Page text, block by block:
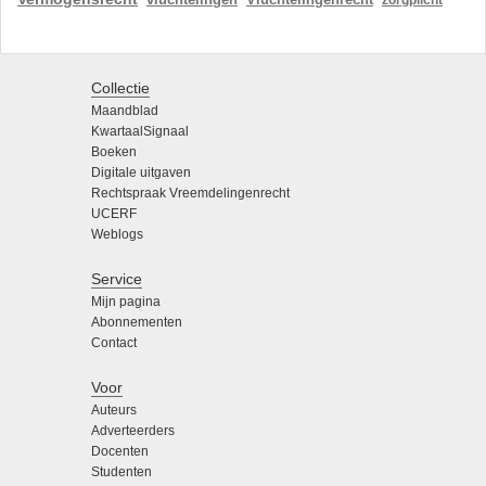
Collectie
Maandblad
KwartaalSignaal
Boeken
Digitale uitgaven
Rechtspraak Vreemdelingenrecht
UCERF
Weblogs
Service
Mijn pagina
Abonnementen
Contact
Voor
Auteurs
Adverteerders
Docenten
Studenten